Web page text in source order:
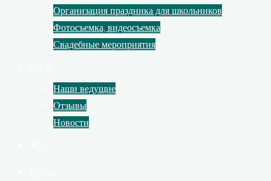
Организация праздника для школьников
Фотосъемка, видеосъемка
Свадебные мероприятия
Наши ведущие
Отзывы
Новости